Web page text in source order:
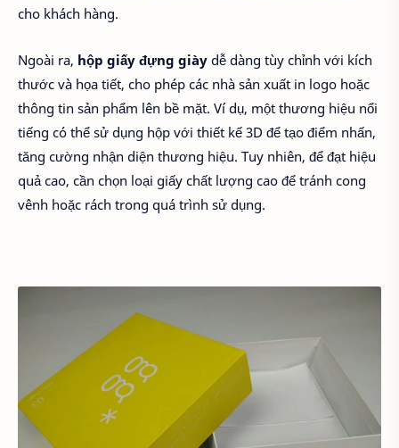
cho khách hàng.
Ngoài ra, hộp giấy đựng giày dễ dàng tùy chỉnh với kích
thước và họa tiết, cho phép các nhà sản xuất in logo hoặc
thông tin sản phẩm lên bề mặt. Ví dụ, một thương hiệu nổi
tiếng có thể sử dụng hộp với thiết kế 3D để tạo điểm nhấn,
tăng cường nhận diện thương hiệu. Tuy nhiên, để đạt hiệu
quả cao, cần chọn loại giấy chất lượng cao để tránh cong
vênh hoặc rách trong quá trình sử dụng.